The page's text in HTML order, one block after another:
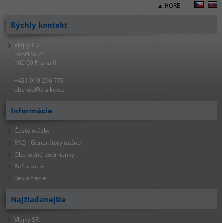
▲ HORE
Rýchly kontakt
Vlajky.EU
Radčina 22
160 00 Praha 6
+421 919 296 778
obchod@vlajky.eu
Informácie
Časté otázky
FAQ - Generátory ozónu
Obchodné podmienky
Referencie
Reklamacie
Najžiadanejšie
Vlajky SR